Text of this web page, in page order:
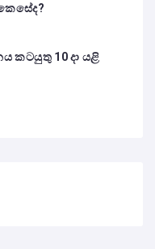
කටයුතු 10 දා යළි